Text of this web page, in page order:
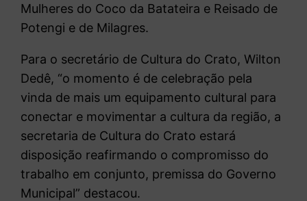
Mulheres do Coco da Batateira e Reisado de
Potengi e de Milagres.
Para o secretário de Cultura do Crato, Wilton
Dedê, “o momento é de celebração pela
vinda de mais um equipamento cultural para
conectar e movimentar a cultura da região, a
secretaria de Cultura do Crato estará
disposição reafirmando o compromisso do
trabalho em conjunto, premissa do Governo
Municipal” destacou.